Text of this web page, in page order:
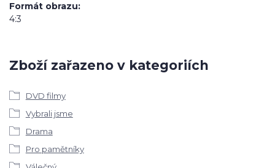
Formát obrazu
4:3
Zboží zařazeno v kategoriích
DVD filmy
Vybrali jsme
Drama
Pro pamětníky